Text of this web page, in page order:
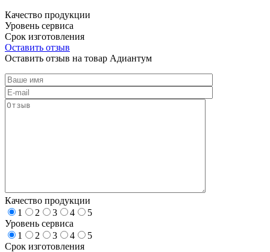
Качество продукции
Уровень сервиса
Срок изготовления
Оставить отзыв
Оставить отзыв на товар Адиантум
Качество продукции
1
2 3 4
5
Уровень сервиса
1
2 3 4
5
Срок изготовления